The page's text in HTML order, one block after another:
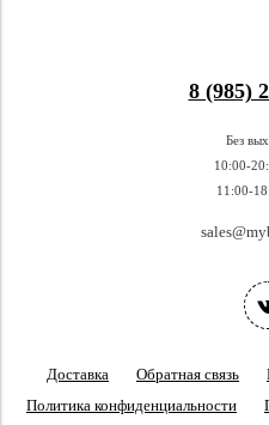
8 (985)
Без
10:00-
11:00-
Доставка Обратная связь
Политика конфиденциальности